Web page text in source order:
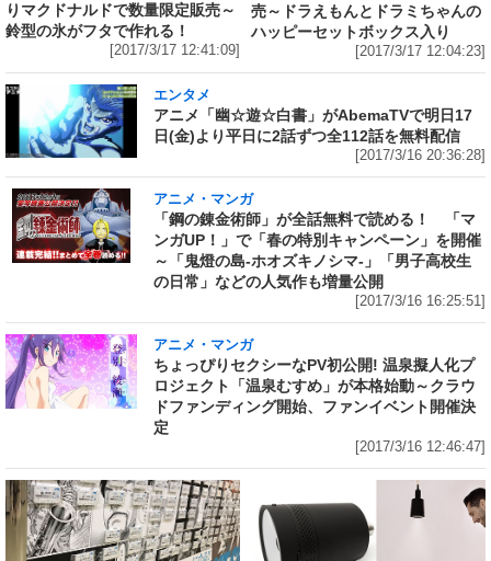
りマクドナルドで数量限定販売～
鈴型の氷がフタで作れる！
[2017/3/17 12:41:09]
売～ドラえもんとドラミちゃんの
ハッピーセットボックス入り
[2017/3/17 12:04:23]
エンタメ
アニメ「幽☆遊☆白書」がAbemaTVで明日17
日(金)より平日に2話ずつ全112話を無料配信
[2017/3/16 20:36:28]
アニメ・マンガ
「鋼の錬金術師」が全話無料で読める！ 「マ
ンガUP！」で「春の特別キャンペーン」を開催
～「鬼燈の島-ホオズキノシマ-」「男子高校生
の日常」などの人気作も増量公開
[2017/3/16 16:25:51]
アニメ・マンガ
ちょっぴりセクシーなPV初公開! 温泉擬人化プ
ロジェクト「温泉むすめ」が本格始動～クラウ
ドファンディング開始、ファンイベント開催決
定
[2017/3/16 12:46:47]